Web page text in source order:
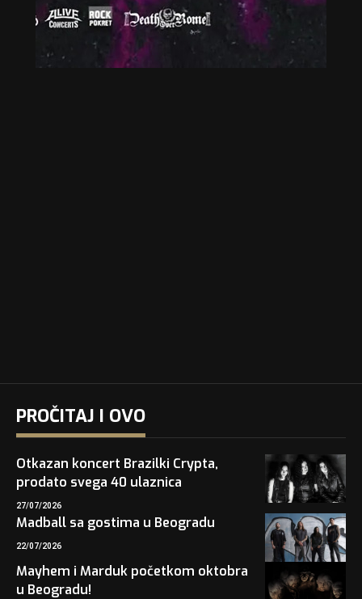
PROČITAJ I OVO
Otkazan koncert Brazilki Crypta,
prodato svega 40 ulaznica
27/07/2026
Madball sa gostima u Beogradu
22/07/2026
Mayhem i Marduk početkom oktobra
u Beogradu!